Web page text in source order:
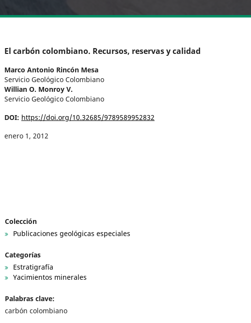
El carbón colombiano. Recursos, reservas y calidad
Marco Antonio Rincón Mesa
Servicio Geológico Colombiano
Willian O. Monroy V.
Servicio Geológico Colombiano
DOI: https://doi.org/10.32685/9789589952832
enero 1, 2012
Colección
Publicaciones geológicas especiales
Categorías
Estratigrafía
Yacimientos minerales
Palabras clave:
carbón colombiano